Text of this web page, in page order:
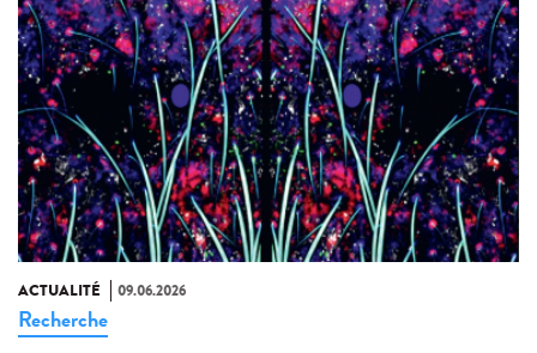
ACTUALITÉ 09.06.2026
Recherche